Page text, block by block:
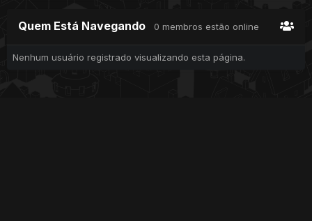
Quem Está Navegando 0 membros estão online
Nenhum usuário registrado visualizando esta página.